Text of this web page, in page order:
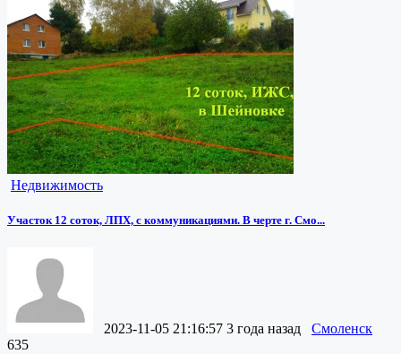
Недвижимость
Участок 12 соток, ЛПХ, с коммуникациями. В черте г. Смо...
2023-11-05 21:16:57 3 года назад
Смоленск
635